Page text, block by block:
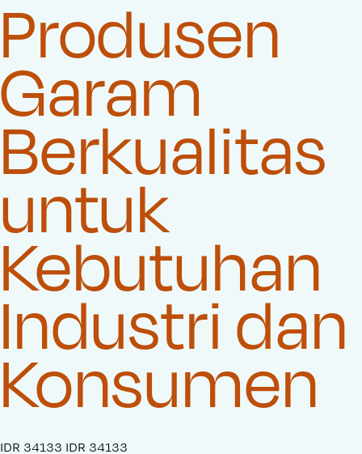
Produsen
Garam
Berkualitas
untuk
Kebutuhan
Industri dan
Konsumen
S
IDR 34133 O
IDR 34133